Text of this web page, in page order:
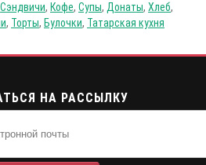
Сэндвичи, Кофе, Супы, Донаты, Хлеб,
, Торты, Булочки, Татарская кухня
НА РАССЫЛКУ